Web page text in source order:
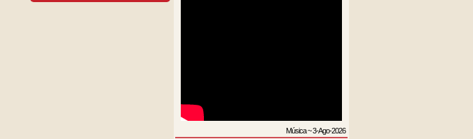
Música~3-Ago-2026